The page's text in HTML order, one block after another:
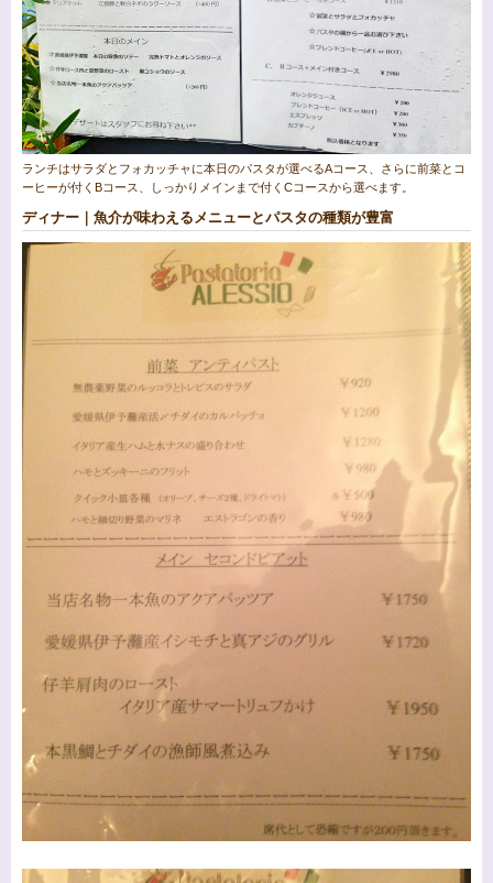
ランチはサラダとフォカッチャに本日のパスタが選べるAコース、さらに前菜とコ
ーヒーが付くBコース、しっかりメインまで付くCコースから選べます。
ディナー｜魚介が味わえるメニューとパスタの種類が豊富